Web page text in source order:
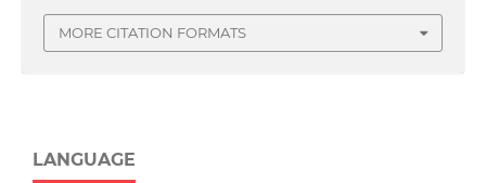
MORE CITATION FORMATS
LANGUAGE